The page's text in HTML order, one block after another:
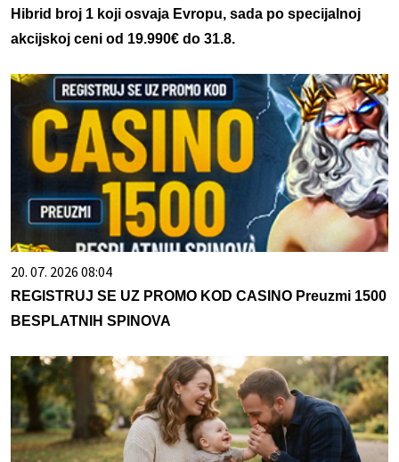
Hibrid broj 1 koji osvaja Evropu, sada po specijalnoj
akcijskoj ceni od 19.990€ do 31.8.
20. 07. 2026 08:04
REGISTRUJ SE UZ PROMO KOD CASINO Preuzmi 1500
BESPLATNIH SPINOVA